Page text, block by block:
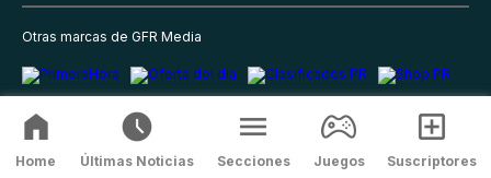
Otras marcas de GFR Media
Home Últimas Noticias Secciones Juegos Suscriptores